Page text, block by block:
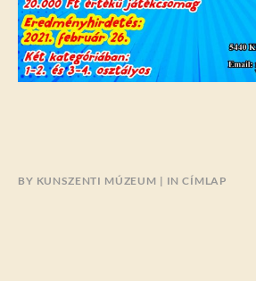
BY KUNSZENTI MÚZEUM INCÍMLAP